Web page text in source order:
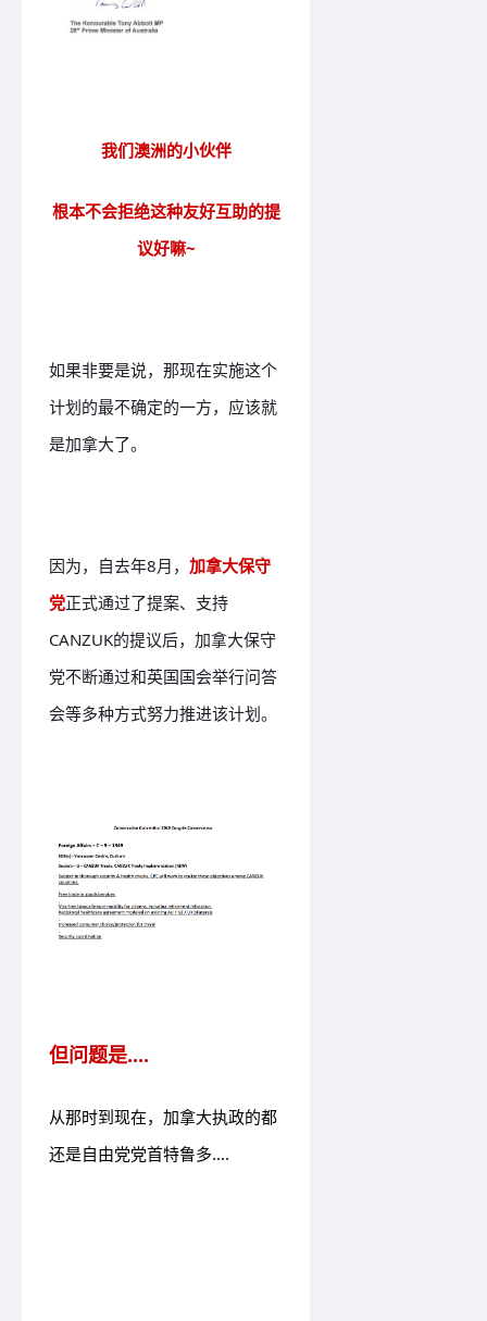
我们澳洲的小伙伴
根本不会拒绝这种友好互助的提
议好嘛~
如果非要是说，那现在实施这个
计划的最不确定的一方，应该就
是加拿大了。
因为，自去年8月， 加拿大保守
党正式通过了提案、支持
CANZUK的提议后，加拿大保守
党不断通过和英国国会举行问答
会等多种方式努力推进该计划。
但问题是....
从那时到现在，加拿大执政的都
还是自由党党首特鲁多....